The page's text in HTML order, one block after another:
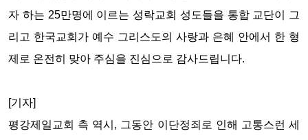
자 하는 25만명에 이르는 성락교회 성도들을 통합 교단이 그
리고 한국교회가 예수 그리스도의 사랑과 은혜 안에서 한 형
제로 온전히 맞아 주심을 진심으로 감사드립니다.
[기자]
평강제일교회 측 역시, 그동안 이단정죄로 인해 고통스런 세